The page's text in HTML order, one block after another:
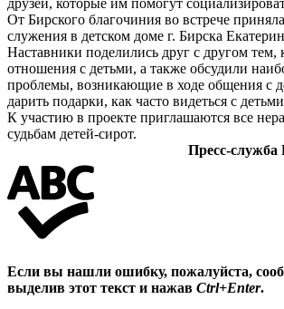
От Бирского благочиния во встрече
служения в детском доме г. Бирска
Наставники поделились друг с другом тем,
отношения с детьми, а также обсудили
проблемы, возникающие в ходе общения с
дарить подарки, как часто видеться с
К участию в проекте приглашаются все
судьбам детей-сирот.
Пресс-служба
Если вы нашли ошибку, пожалуйста,
выделив этот текст и нажав Ctrl+Enter.